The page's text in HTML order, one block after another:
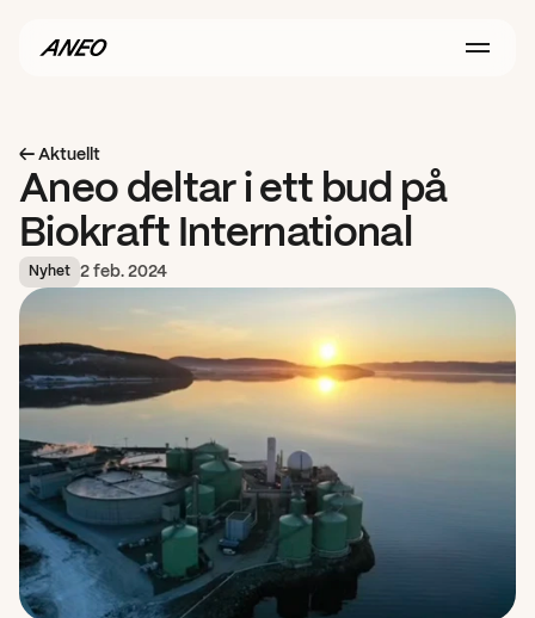
← Aktuellt
Aneo deltar i ett bud på
Biokraft International
Nyhet 2 feb. 2024